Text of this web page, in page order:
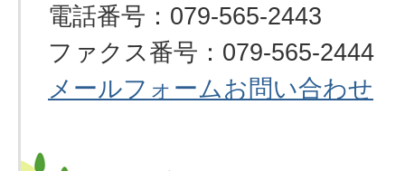
電話番号：079-565-2443
ファクス番号：079-565-2444
メールフォームお問い合わせ